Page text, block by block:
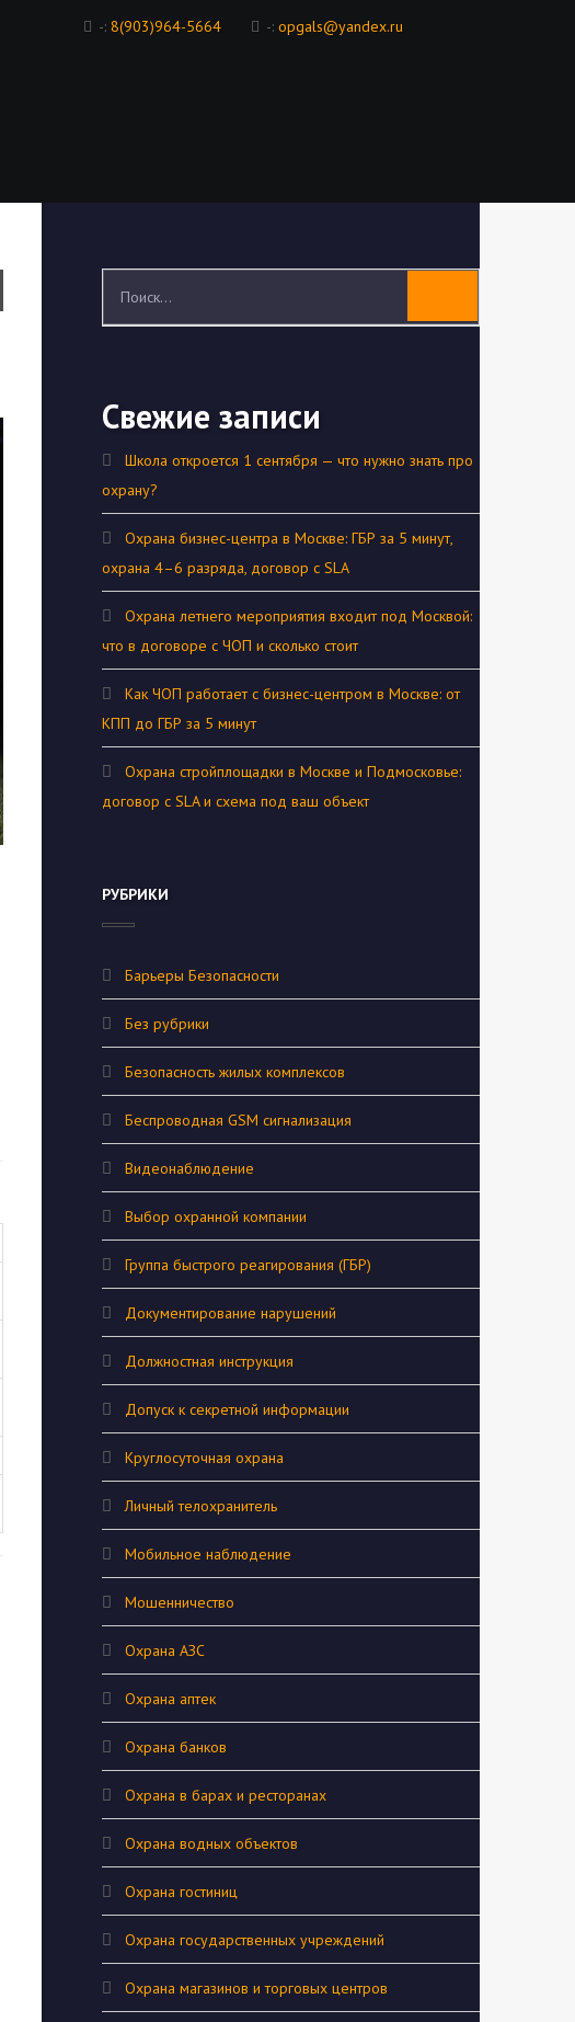
-: 8(903)964-5664 -: opgals@yandex.ru
Свежие записи
Школа откроется 1 сентября — что нужно знать про
охрану?
Охрана бизнес-центра в Москве: ГБР за 5 минут,
охрана 4–6 разряда, договор с SLA
Охрана летнего мероприятия входит под Москвой:
что в договоре с ЧОП и сколько стоит
Как ЧОП работает с бизнес-центром в Москве: от
КПП до ГБР за 5 минут
Охрана стройплощадки в Москве и Подмосковье:
договор с SLA и схема под ваш объект
РУБРИКИ
Барьеры Безопасности
Без рубрики
Безопасность жилых комплексов
Беспроводная GSM сигнализация
Видеонаблюдение
Выбор охранной компании
Группа быстрого реагирования (ГБР)
Документирование нарушений
Должностная инструкция
Допуск к секретной информации
Круглосуточная охрана
Личный телохранитель
Мобильное наблюдение
Мошенничество
Охрана АЗС
Охрана аптек
Охрана банков
Охрана в барах и ресторанах
Охрана водных объектов
Охрана гостиниц
Охрана государственных учреждений
Охрана магазинов и торговых центров